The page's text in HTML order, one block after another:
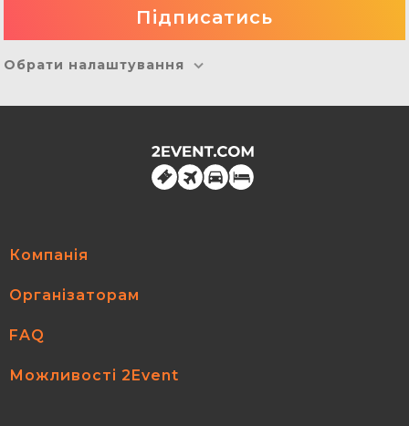
Обрати налаштування
Компанія
Організаторам
FAQ
Можливості 2Event